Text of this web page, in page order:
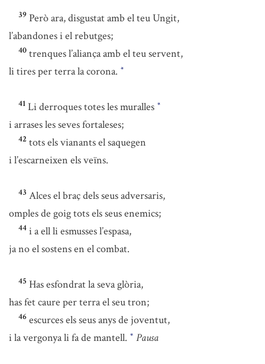
39 Però ara, disgustat amb el teu Ungit,
l’abandones i el rebutges;
40 trenques l’aliança amb el teu servent,
li tires per terra la corona. *
41 Li derroques totes les muralles *
i arrases les seves fortaleses;
42 tots els vianants el saquegen
i l’escarneixen els veïns.
43 Alces el braç dels seus adversaris,
omples de goig tots els seus enemics;
44 i a ell li esmusses l’espasa,
ja no el sostens en el combat.
45 Has esfondrat la seva glòria,
has fet caure per terra el seu tron;
46 escurces els seus anys de joventut,
i la vergonya li fa de mantell. * Pausa